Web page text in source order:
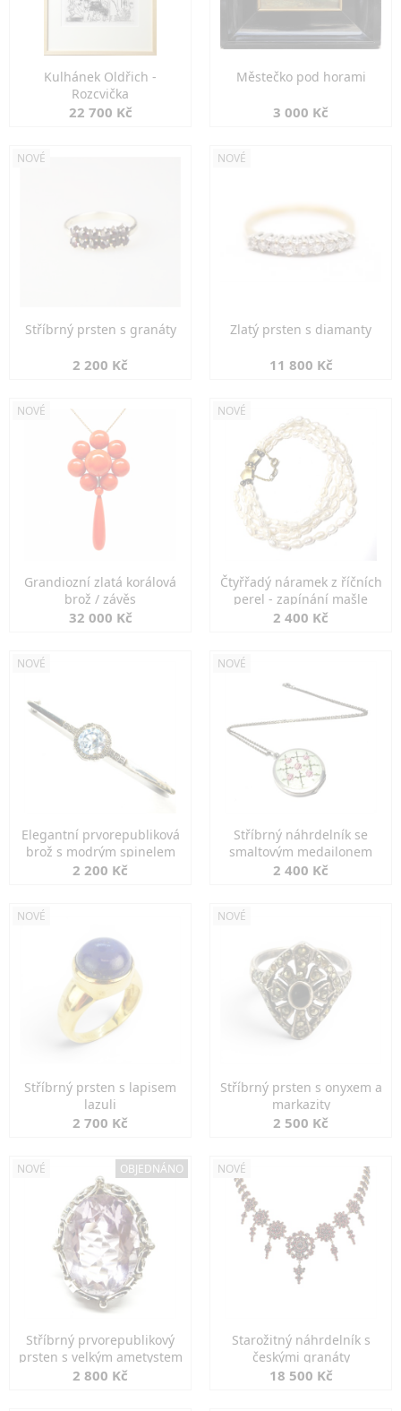
Kulhánek Oldřich -
Rozcvička
22 700 Kč
Městečko pod horami
3 000 Kč
NOVÉ
Stříbrný prsten s granáty
2 200 Kč
NOVÉ
Zlatý prsten s diamanty
11 800 Kč
NOVÉ
Grandiozní zlatá korálová
brož / závěs
32 000 Kč
NOVÉ
Čtyřřadý náramek z říčních
perel - zapínání mašle
2 400 Kč
NOVÉ
Elegantní prvorepubliková
brož s modrým spinelem
2 200 Kč
NOVÉ
Stříbrný náhrdelník se
smaltovým medailonem
2 400 Kč
NOVÉ
Stříbrný prsten s lapisem
lazuli
2 700 Kč
NOVÉ
Stříbrný prsten s onyxem a
markazity
2 500 Kč
NOVÉ OBJEDNÁNO
Stříbrný prvorepublikový
prsten s velkým ametystem
2 800 Kč
NOVÉ
Starožitný náhrdelník s
českými granáty
18 500 Kč